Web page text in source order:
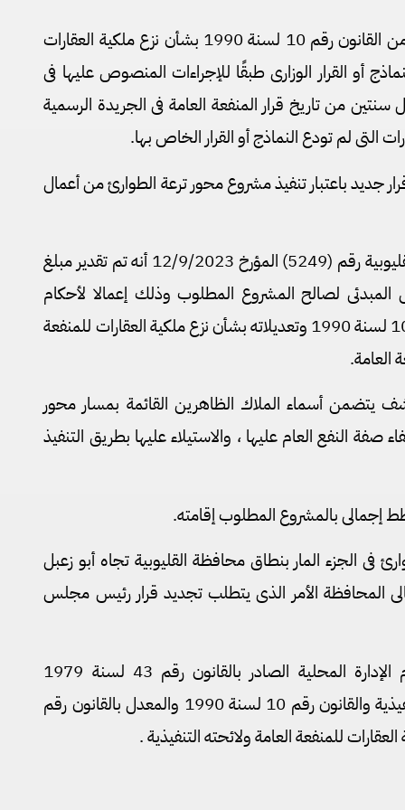
حيث الثابت من نص المادة 12 من القانون رقم 10 لسنة 1990 بشأن نزع ملكية العقارات
أو القرار الوزارى طبقًا للإجراءات المنصوص عليها فى
خلال سنتين من تاريخ قرار المنفعة العامة فى الجريدة الرسمية
التى لم تودع النماذج أو القرار الخاص بها.
جديد باعتبار تنفيذ مشروع محور ترعة الطوارئ من أعمال
حيث الثابت من كتاب محافظة القليوبية رقم (5249) المؤرخ 12/9/2023 أنه تم تقدير مبلغ
المبدئى لصالح المشروع المطلوب وذلك إعمالا لأحكام
المادة السادسة من القانون رقم 10 لسنة 1990 وتعديلاته بشأن نزع ملكية العقارات للمنفعة
العامة.
يتضمن أسماء الملاك الظاهرين القائمة بمسار محور
النفع العام عليها ، والاستيلاء عليها بطريق التنفيذ
إجمالى بالمشروع المطلوب إقامته.
فى الجزء المار بنطاق محافظة القليوبية تجاه أبو زعبل
المحافظة الأمر الذى يتطلب تجديد قرار رئيس مجلس
لذا.. وإعمالا لأحكام قانون نظام الإدارة المحلية الصادر بالقانون رقم 43 لسنة 1979
والقوانين المعدلة له ولائحته التنفيذية والقانون رقم 10 لسنة 1990 والمعدل بالقانون رقم